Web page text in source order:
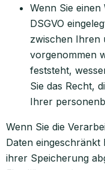
Wenn Sie
DSGVO
zwischen Ihren
vorgenommen
feststeht,
Sie das Recht,
Ihrer
Wenn Sie die
Daten eingeschränkt
ihrer Speicherung